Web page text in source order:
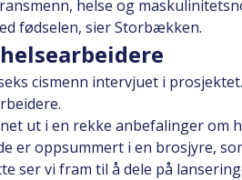
helse og
fødselen, sier Storbækken.
cismenn intervjuet i
ut i en rekke anbefalinger om
er oppsummert i en brosjyre,
ser vi fram til å dele på